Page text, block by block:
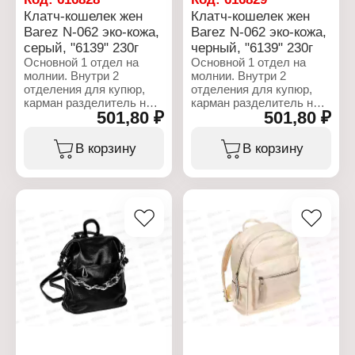
Размер: 90х110х45 мм
Материал: эко-кожа
Тип застежки: молния,
фермуар
Цвет: зеленый
Длина ремешка: 135 см
Вес: 294 г
фермуар
Цвет: черный
Длина ремня: 135 см
Вес: 294 г
Клатч-кошелек жен
Barez N-062 эко-кожа,
серый, "6139" 230г
Основной 1 отдел на
молнии. Внутри 2
отделения для купюр,
карман разделитель на
молнии. По стенке 6
пластиковых карт. С
лицевой стороны
кнопке. В комплекте
съемный ремень,
который регулируется по
Характеристики:
Бренд: Barez
Артикул: N-062
Тип товара: Кошелек
501,80 ₽
В корзину
Клатч-кошелек жен
Barez N-062 эко-кожа,
черный, "6139" 230г
Основной 1 отдел на
молнии. Внутри 2
отделения для купюр,
карман разделитель на
молнии. По стенке 6
пластиковых карт. С
лицевой стороны
кнопке. В комплекте
съемный ремень,
который регулируется по
длине.
Характеристики:
Бренд: Barez
Артикул: N-062
Тип товара: Кошелек
501,80 ₽
В корзину